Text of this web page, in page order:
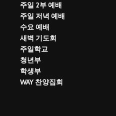
주일 2부 예배
주일 저녁 예배
수요 예배
새벽 기도회
주일학교
청년부
학생부
WAY 찬양집회